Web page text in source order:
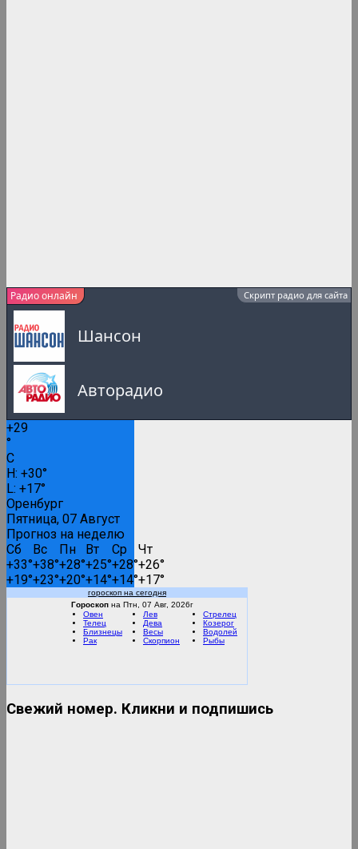
Радио онлайн Скрипт радио для сайта
Шансон
Авторадио
Вести FM
RMC Lounge
Дискотека 80-90
+29
°
C
H: +30°
L: +17°
Оренбург
Пятница, 07 Август
Прогноз на неделю
Сб
Вс Пн Вт Ср
Чт
+33°+38°+28°+25°+28°+26°
+19°+23°+20°+14°+14°+17°
Гороскоп на Птн, 07 Авг, 2026г
гороскоп на сегодня
Овен
Телец
Близнецы
Рак
Лев
Дева
Весы
Скорпион
Стрелец
Козерог
Водолей
Рыбы
Свежий номер. Кликни и подпишись